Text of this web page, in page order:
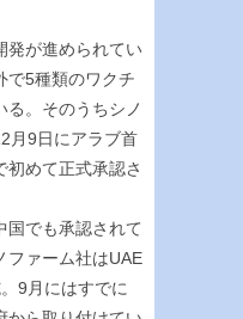
発が進められてい
で5種類のワクチ
る。そのうちシノ
月9日にアラブ首
初めて正式承認さ
国でも承認されて
ファーム社はUAE
9月にはすでに